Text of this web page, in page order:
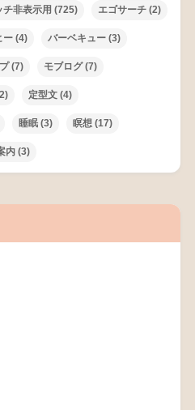
チ非表示用 (725) エゴサーチ(2)
ー(4) バーベキュー(3)
(7) モブログ(7)
定型文(4)
睡眠(3) 瞑想(17)
内(3)